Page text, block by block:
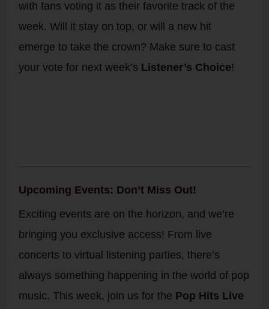
with fans voting it as their favorite track of the
week. Will it stay on top, or will a new hit
emerge to take the crown? Make sure to cast
your vote for next week’s Listener’s Choice!
Upcoming Events: Don’t Miss Out!
Exciting events are on the horizon, and we’re
bringing you exclusive access! From live
concerts to virtual listening parties, there’s
always something happening in the world of pop
music. This week, join us for the Pop Hits Live